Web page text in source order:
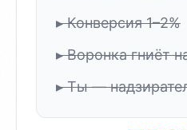
▸ Конверсия 1–2%
▸ Воронка гниёт
▸ Ты —